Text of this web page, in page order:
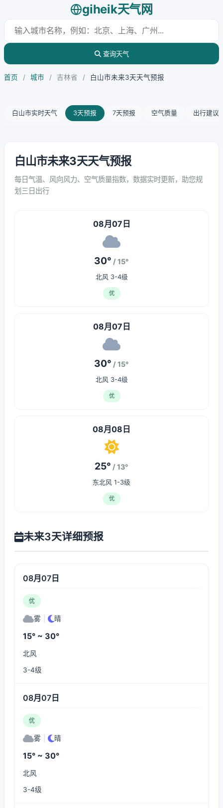
giheik天气网
查询天气
首页 / 城市 / 吉林省 / 白山市未来3天天气预报
白山市实时天气 3天预报 7天预报 空气质量 出行建议
白山市未来3天天气预报
每日气温、风向风力、空气质量指数，数据实时更新，助您规
划三日出行
08月07日
30° / 15°
北风 3-4级
优
08月07日
30° / 15°
北风 3-4级
优
08月08日
25° / 13°
东北风 1-3级
优
未来3天详细预报
08月07日
优
雾 晴
15° ~ 30°
北风
3-4级
08月07日
优
雾 晴
15° ~ 30°
北风
3-4级